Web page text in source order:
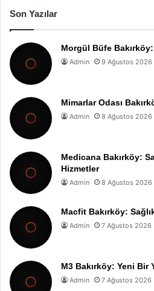
Son Yazılar
Morgül Büfe
Admin 9 Ağustos 2026
Mimarlar Odası
Admin 8 Ağustos 2026
Medicana Bakırköy:
Hizmetler
Admin 8 Ağustos 2026
Macfit Bakırköy:
Admin 7 Ağustos 2026
M3 Bakırköy: Yeni Bir
Admin 7 Ağustos 2026